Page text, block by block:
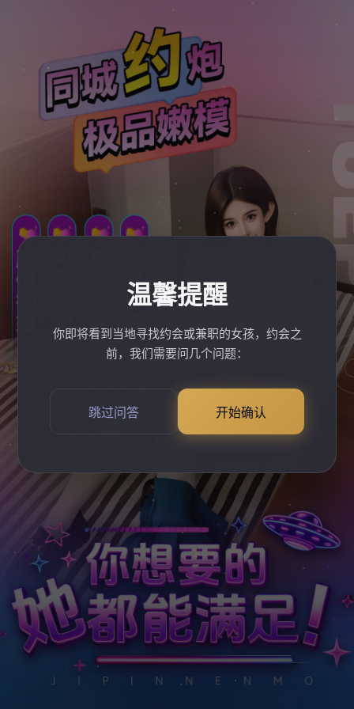
温馨提醒
你即将看到当地寻找约会或兼职的女孩，约会之
前，我们需要问几个问题：
跳过问答 开始确认